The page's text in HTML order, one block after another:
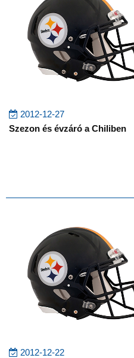
2012-12-27
Szezon és évzáró a Chiliben
2012-12-22